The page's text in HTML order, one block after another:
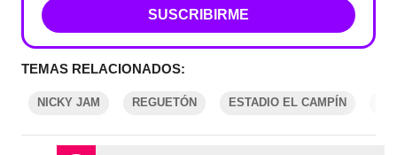
SUSCRIBIRME
TEMAS RELACIONADOS:
NICKY JAM REGUETÓN ESTADIO EL CAMPÍN